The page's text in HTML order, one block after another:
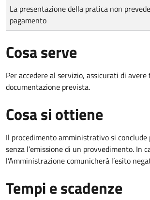
Tipo di pagamento
Importo
La presentazione della pratica non
pagamento
Cosa serve
Per accedere al servizio, assicurati di
documentazione prevista.
Cosa si ottiene
Il procedimento amministrativo si
senza l’emissione di un provvedimento. In
l’Amministrazione comunicherà l’esito
Tempi e scadenze